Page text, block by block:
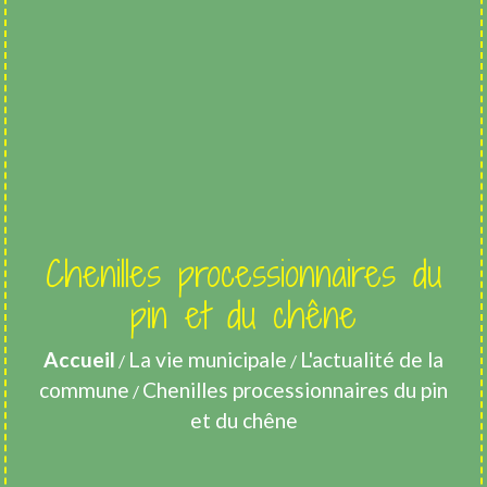
Chenilles processionnaires du
pin et du chêne
Accueil / La vie municipale / L'actualité de la
commune / Chenilles processionnaires du pin
et du chêne